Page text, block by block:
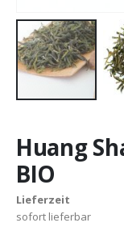
der
Bildergalerie
springen
Huang
BIO
Lieferzeit
sofort lieferbar